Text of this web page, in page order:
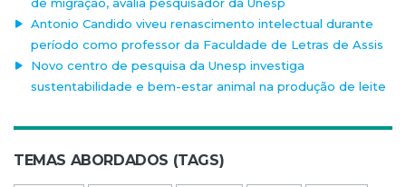
Antonio Candido viveu renascimento intelectual durante
período como professor da Faculdade de Letras de Assis
Novo centro de pesquisa da Unesp investiga
sustentabilidade e bem-estar animal na produção de leite
TEMAS ABORDADOS (TAGS)